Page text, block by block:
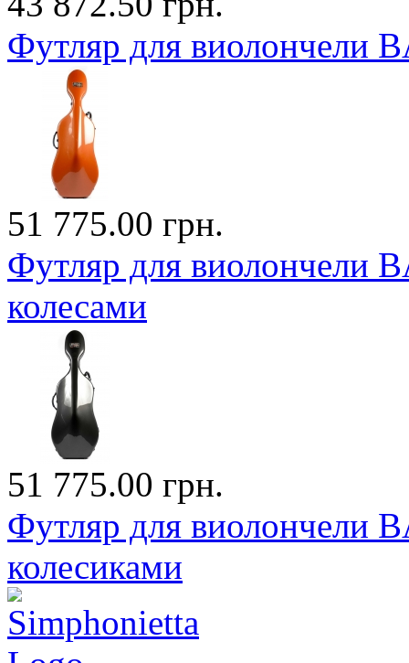
Футляр для виолончели
51 775.00 грн.
Футляр для виолончели
колесами
51 775.00 грн.
Футляр для виолончели
колесиками